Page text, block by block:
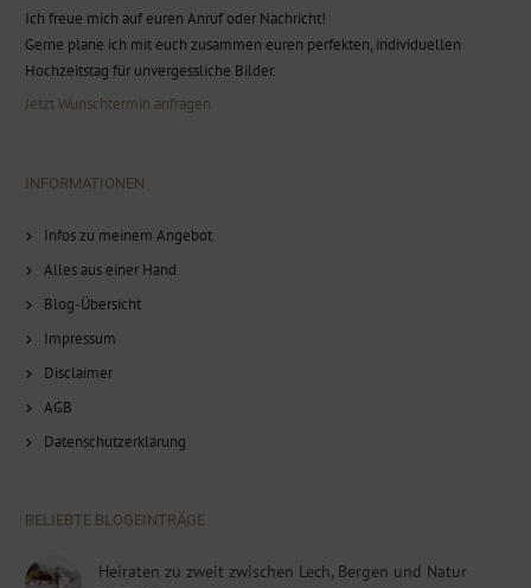
Ich freue mich auf euren Anruf oder Nachricht!
Gerne plane ich mit euch zusammen euren perfekten, individuellen
Hochzeitstag für unvergessliche Bilder.
Jetzt Wunschtermin anfragen
INFORMATIONEN
Infos zu meinem Angebot
Alles aus einer Hand
Blog-Übersicht
Impressum
Disclaimer
AGB
Datenschutzerklärung
BELIEBTE BLOGEINTRÄGE
Heiraten zu zweit zwischen Lech, Bergen und Natur